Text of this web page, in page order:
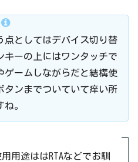
点としてはデバイス切り替
キーの上にはワンタッチで
ゲームしながらだと結構使
タンまでついていて痒い所
。
用途ははRTAなどでお馴